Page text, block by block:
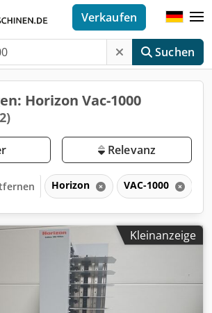
Suchen
Verkaufen
Horizon Vac-1000
Relevanz
Horizon VAC-1000
Kleinanzeige